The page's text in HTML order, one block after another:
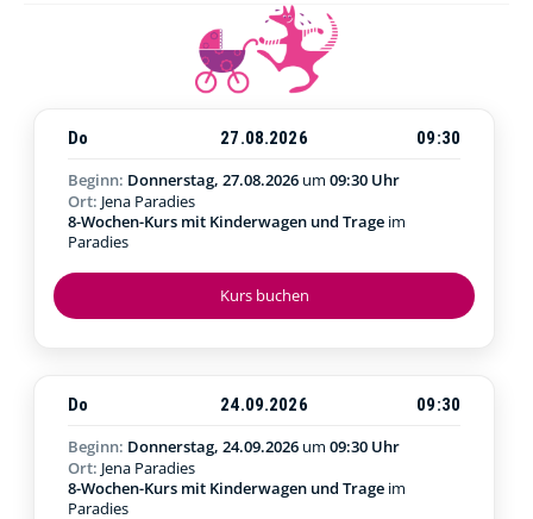
Kurs buchen
Do 27.08.2026
09:30
Beginn: Donnerstag, 27.08.2026 um 09:30 Uhr
Ort: Jena Paradies
8-Wochen-Kurs mit Kinderwagen und Trage im
Paradies
Do 24.09.2026
09:30
Beginn: Donnerstag, 24.09.2026 um 09:30 Uhr
Ort: Jena Paradies
8-Wochen-Kurs mit Kinderwagen und Trage im
Paradies